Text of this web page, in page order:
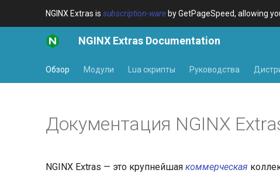
NGINX Extras is subscription-ware by GetPageSpeed, allowing
NGINX Extras Documentation
Обзор Модули Lua скрипты Руководства
Документация NGINX
NGINX Extras — это крупнейшая коммерческая